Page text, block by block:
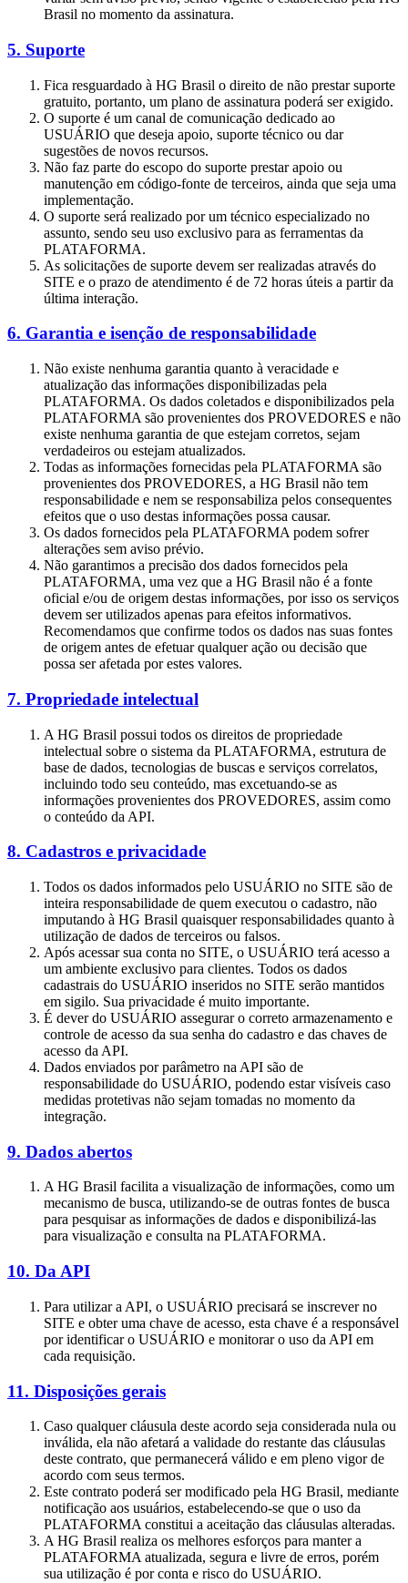
Brasil no momento da assinatura.
5. Suporte
Fica resguardado à HG Brasil o direito de não prestar suporte
gratuito, portanto, um plano de assinatura poderá ser exigido.
O suporte é um canal de comunicação dedicado ao
USUÁRIO que deseja apoio, suporte técnico ou dar
sugestões de novos recursos.
Não faz parte do escopo do suporte prestar apoio ou
manutenção em código-fonte de terceiros, ainda que seja uma
implementação.
O suporte será realizado por um técnico especializado no
assunto, sendo seu uso exclusivo para as ferramentas da
PLATAFORMA.
As solicitações de suporte devem ser realizadas através do
SITE e o prazo de atendimento é de 72 horas úteis a partir da
última interação.
6. Garantia e isenção de responsabilidade
Não existe nenhuma garantia quanto à veracidade e
atualização das informações disponibilizadas pela
PLATAFORMA. Os dados coletados e disponibilizados pela
PLATAFORMA são provenientes dos PROVEDORES e não
existe nenhuma garantia de que estejam corretos, sejam
verdadeiros ou estejam atualizados.
Todas as informações fornecidas pela PLATAFORMA são
provenientes dos PROVEDORES, a HG Brasil não tem
responsabilidade e nem se responsabiliza pelos consequentes
efeitos que o uso destas informações possa causar.
Os dados fornecidos pela PLATAFORMA podem sofrer
alterações sem aviso prévio.
Não garantimos a precisão dos dados fornecidos pela
PLATAFORMA, uma vez que a HG Brasil não é a fonte
oficial e/ou de origem destas informações, por isso os serviços
devem ser utilizados apenas para efeitos informativos.
Recomendamos que confirme todos os dados nas suas fontes
de origem antes de efetuar qualquer ação ou decisão que
possa ser afetada por estes valores.
7. Propriedade intelectual
A HG Brasil possui todos os direitos de propriedade
intelectual sobre o sistema da PLATAFORMA, estrutura de
base de dados, tecnologias de buscas e serviços correlatos,
incluindo todo seu conteúdo, mas excetuando-se as
informações provenientes dos PROVEDORES, assim como
o conteúdo da API.
8. Cadastros e privacidade
Todos os dados informados pelo USUÁRIO no SITE são de
inteira responsabilidade de quem executou o cadastro, não
imputando à HG Brasil quaisquer responsabilidades quanto à
utilização de dados de terceiros ou falsos.
Após acessar sua conta no SITE, o USUÁRIO terá acesso a
um ambiente exclusivo para clientes. Todos os dados
cadastrais do USUÁRIO inseridos no SITE serão mantidos
em sigilo. Sua privacidade é muito importante.
É dever do USUÁRIO assegurar o correto armazenamento e
controle de acesso da sua senha do cadastro e das chaves de
acesso da API.
Dados enviados por parâmetro na API são de
responsabilidade do USUÁRIO, podendo estar visíveis caso
medidas protetivas não sejam tomadas no momento da
integração.
9. Dados abertos
A HG Brasil facilita a visualização de informações, como um
mecanismo de busca, utilizando-se de outras fontes de busca
para pesquisar as informações de dados e disponibilizá-las
para visualização e consulta na PLATAFORMA.
10. Da API
Para utilizar a API, o USUÁRIO precisará se inscrever no
SITE e obter uma chave de acesso, esta chave é a responsável
por identificar o USUÁRIO e monitorar o uso da API em
cada requisição.
11. Disposições gerais
Caso qualquer cláusula deste acordo seja considerada nula ou
inválida, ela não afetará a validade do restante das cláusulas
deste contrato, que permanecerá válido e em pleno vigor de
acordo com seus termos.
Este contrato poderá ser modificado pela HG Brasil, mediante
notificação aos usuários, estabelecendo-se que o uso da
PLATAFORMA constitui a aceitação das cláusulas alteradas.
A HG Brasil realiza os melhores esforços para manter a
PLATAFORMA atualizada, segura e livre de erros, porém
sua utilização é por conta e risco do USUÁRIO.